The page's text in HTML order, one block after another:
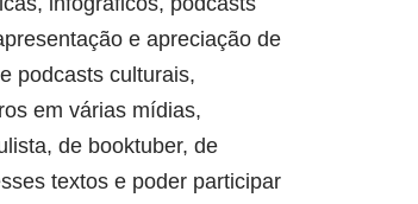
e apreciação de
podcasts culturais,
em várias mídias,
de booktuber, de
textos e poder participar